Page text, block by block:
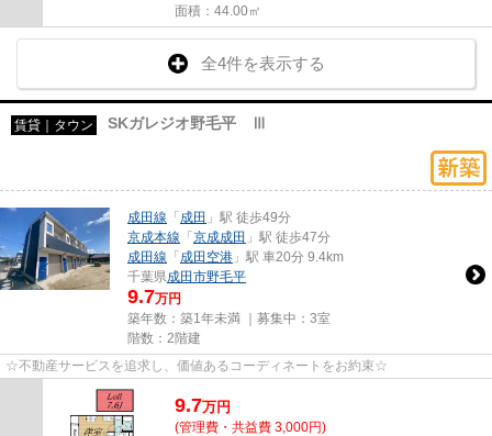
面積：44.00㎡
全4件を表示する
賃貸｜タウン SKガレジオ野毛平 Ⅲ
成田線 「成田 」駅 徒歩49分
京成本線 「京成成田 」駅 徒歩47分
成田線 「成田空港 」駅 車20分 9.4km
千葉県成田市野毛平
9.7万円
築年数：築1年未満 ｜募集中： 3室
階数：2階建
☆不動産サービスを追求し、価値あるコーディネートをお約束☆
9.7万円
(管理費・共益費 3,000円)